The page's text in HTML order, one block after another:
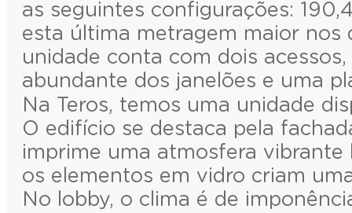
as seguintes configurações:
esta última metragem maior nos
unidade conta com dois
abundante dos janelões e uma
Na Teros, temos uma unidade
O edifício se destaca pela
imprime uma atmosfera vibrante
os elementos em vidro criam
No lobby, o clima é de